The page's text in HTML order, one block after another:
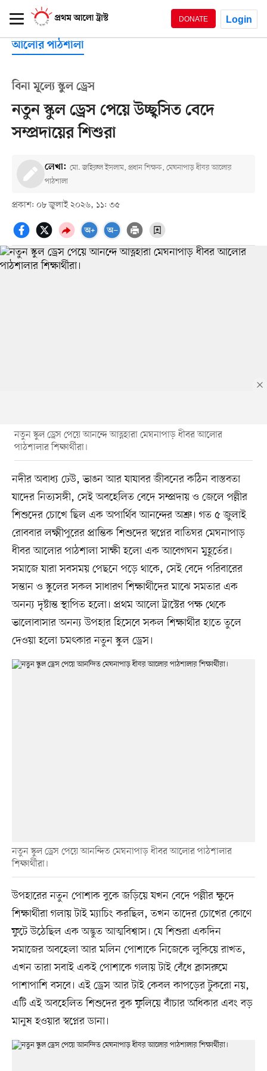
DONATE Login
আলোর পাঠশালা
বিনা মূল্যে স্কুল ড্রেস
নতুন স্কুল ড্রেস পেয়ে উচ্ছ্বসিত বেদে
সম্প্রদায়ের শিশুরা
লেখা: মো. জহিরুল ইসলাম, প্রধান শিক্ষক, মেঘনাপাড় ধীবর আলোর
পাঠশালা
প্রকাশ: ০৮ জুলাই ২০২৬, ১১: ৩৫
নতুন স্কুল ড্রেস পেয়ে আনন্দে আত্নহারা মেঘনাপাড় ধীবর আলোর
পাঠশালার শিক্ষার্থীরা।
নদীর অবাধ্য ঢেউ, ভাঙন আর যাযাবর জীবনের কঠিন বাস্তবতা
যাদের নিত্যসঙ্গী, সেই অবহেলিত বেদে সম্প্রদায় ও জেলে পল্লীর
শিশুদের চোখে ছিল এক অপার্থিব আনন্দের অশ্রু। গত ৫ জুলাই
রোববার লক্ষ্মীপুরের প্রান্তিক শিশুদের স্বপ্নের বাতিঘর মেঘনাপাড়
ধীবর আলোর পাঠশালা সাক্ষী হলো এক আবেগঘন মুহূর্তের।
সমাজে যারা সবসময় পেছনে পড়ে থাকে, সেই বেদে পরিবারের
সন্তান ও স্কুলের সকল সাধারণ শিক্ষার্থীদের মাঝে সমতার এক
অনন্য দৃষ্টান্ত স্থাপিত হলো। প্রথম আলো ট্রাস্টের পক্ষ থেকে
ভালোবাসার অনন্য উপহার হিসেবে সকল শিক্ষার্থীর হাতে তুলে
দেওয়া হলো চমৎকার নতুন স্কুল ড্রেস।
নতুন স্কুল ড্রেস পেয়ে আনন্দিত মেঘনাপাড় ধীবর আলোর পাঠশালার
শিক্ষার্থীরা।
উপহারের নতুন পোশাক বুকে জড়িয়ে যখন বেদে পল্লীর ক্ষুদে
শিক্ষার্থীরা গলায় টাই ম্যাচিং করছিল, তখন তাদের চোখের কোণে
ফুটে উঠেছিল এক অদ্ভুত আত্মবিশ্বাস। যে শিশুরা একদিন
সমাজের অবহেলা আর মলিন পোশাকে নিজেকে লুকিয়ে রাখত,
এখন তারা সবাই একই পোশাকে গলায় টাই বেঁধে ক্লাসরুমে
পাশাপাশি বসবে। এই ড্রেস আর টাই কেবল কাপড়ের টুকরো নয়,
এটি এই অবহেলিত শিশুদের বুক ফুলিয়ে বাঁচার অধিকার এবং বড়
মানুষ হওয়ার স্বপ্নের ডানা।